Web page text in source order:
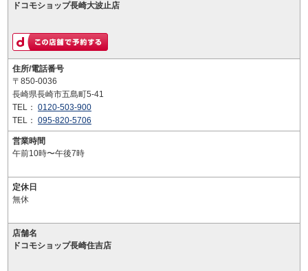
ドコモショップ長崎大波止店
住所/電話番号
〒850-0036
長崎県長崎市五島町5-41
TEL： 0120-503-900
TEL： 095-820-5706
営業時間
午前10時〜午後7時
定休日
無休
店舗名
ドコモショップ長崎住吉店